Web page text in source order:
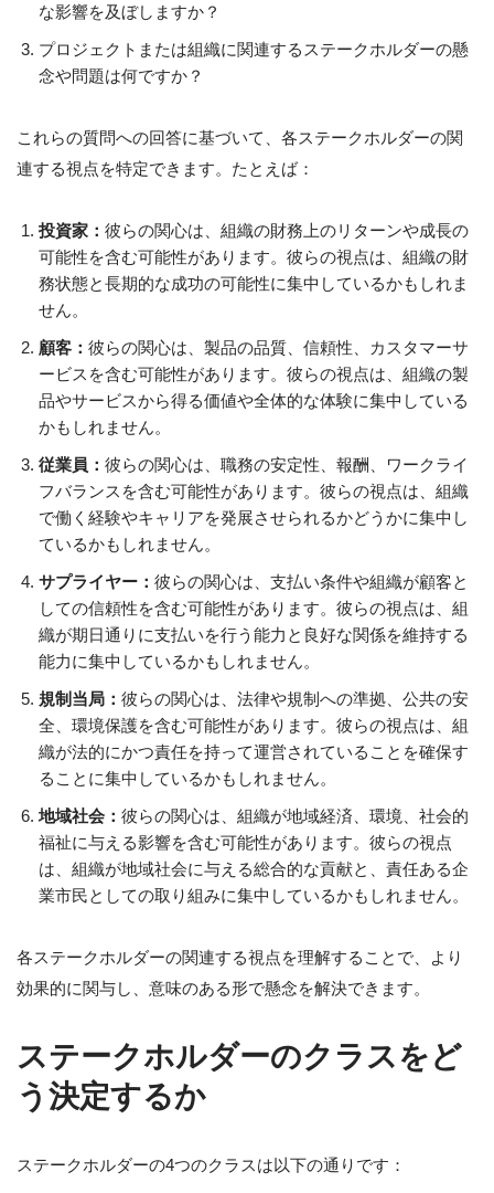
な影響を及ぼしますか？
プロジェクトまたは組織に関連するステークホルダーの懸
念や問題は何ですか？
これらの質問への回答に基づいて、各ステークホルダーの関
連する視点を特定できます。たとえば：
投資家： 彼らの関心は、組織の財務上のリターンや成長の
可能性を含む可能性があります。彼らの視点は、組織の財
務状態と長期的な成功の可能性に集中しているかもしれま
せん。
顧客： 彼らの関心は、製品の品質、信頼性、カスタマーサ
ービスを含む可能性があります。彼らの視点は、組織の製
品やサービスから得る価値や全体的な体験に集中している
かもしれません。
従業員： 彼らの関心は、職務の安定性、報酬、ワークライ
フバランスを含む可能性があります。彼らの視点は、組織
で働く経験やキャリアを発展させられるかどうかに集中し
ているかもしれません。
サプライヤー： 彼らの関心は、支払い条件や組織が顧客と
しての信頼性を含む可能性があります。彼らの視点は、組
織が期日通りに支払いを行う能力と良好な関係を維持する
能力に集中しているかもしれません。
規制当局： 彼らの関心は、法律や規制への準拠、公共の安
全、環境保護を含む可能性があります。彼らの視点は、組
織が法的にかつ責任を持って運営されていることを確保す
ることに集中しているかもしれません。
地域社会： 彼らの関心は、組織が地域経済、環境、社会的
福祉に与える影響を含む可能性があります。彼らの視点
は、組織が地域社会に与える総合的な貢献と、責任ある企
業市民としての取り組みに集中しているかもしれません。
各ステークホルダーの関連する視点を理解することで、より
効果的に関与し、意味のある形で懸念を解決できます。
ステークホルダーのクラスをど
う決定するか
ステークホルダーの4つのクラスは以下の通りです：